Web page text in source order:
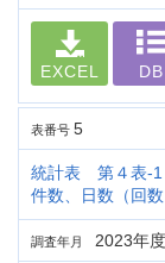
EXCEL DB
表番号 5
統計表 第４表-1
件数、日数（回
調査年月 2023年度